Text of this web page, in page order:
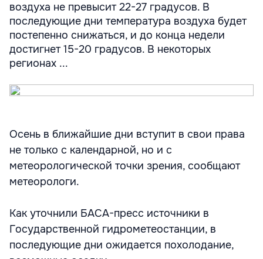
воздуха не превысит 22-27 градусов. В
последующие дни температура воздуха будет
постепенно снижаться, и до конца недели
достигнет 15-20 градусов. В некоторых
регионах ...
Осень в ближайшие дни вступит в свои права
не только с календарной, но и с
метеорологической точки зрения, сообщают
метеорологи.
Как уточнили БАСА-пресс источники в
Государственной гидрометеостанции, в
последующие дни ожидается похолодание,